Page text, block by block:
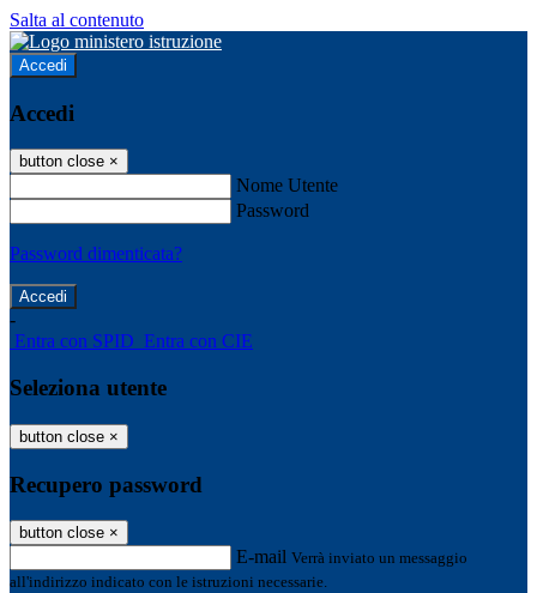
Salta al contenuto
Accedi
Accedi
button close ×
Nome Utente
Password
Password dimenticata?
-
Entra con SPID Entra con CIE
Seleziona utente
button close ×
Recupero password
button close ×
E-mail Verrà inviato un messaggio
all'indirizzo indicato con le istruzioni necessarie.